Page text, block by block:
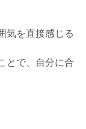
気を直接感じる
とで、自分に合